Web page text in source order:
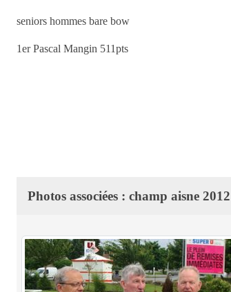
seniors hommes bare bow
1er Pascal Mangin 511pts
Photos associées : champ aisne 2012